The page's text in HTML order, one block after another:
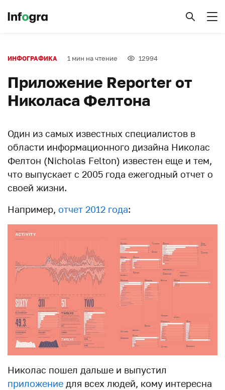
ИНФОГРАФИКА 1 мин на чтение 12994
Приложение Reporter от
Николаса Фелтона
Один из самых известных специалистов в
области информационного дизайна Николас
Фелтон (Nicholas Felton) известен еще и тем,
что выпускает с 2005 года ежегодный отчет о
своей жизни.
Например, отчет 2012 года:
Николас пошел дальше и выпустил
приложение для всех людей, кому интересна